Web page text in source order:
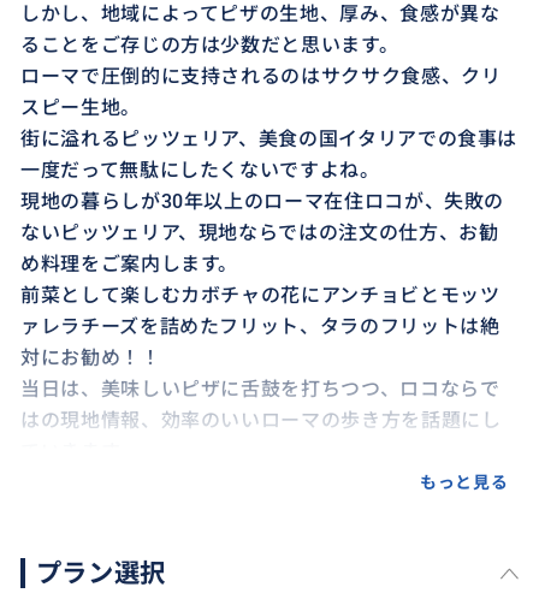
しかし、地域によってピザの生地、厚み、食感が異な
ることをご存じの方は少数だと思います。
ローマで圧倒的に支持されるのはサクサク食感、クリ
スピー生地。
街に溢れるピッツェリア、美食の国イタリアでの食事は
一度だって無駄にしたくないですよね。
現地の暮らしが30年以上のローマ在住ロコが、失敗の
ないピッツェリア、現地ならではの注文の仕方、お勧
め料理をご案内します。
前菜として楽しむカボチャの花にアンチョビとモッツ
ァレラチーズを詰めたフリット、タラのフリットは絶
対にお勧め！！
当日は、美味しいピザに舌鼓を打ちつつ、ロコならで
はの現地情報、効率のいいローマの歩き方を話題にし
もっと見る
プラン選択